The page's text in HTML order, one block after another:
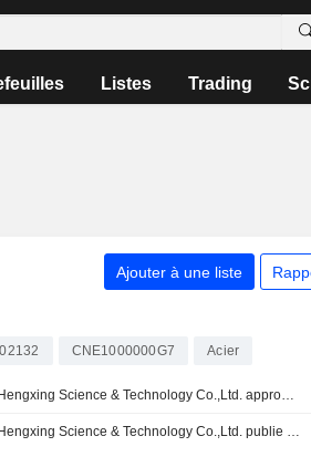
Listes Trading
Ajouter à une liste
CNE1000000G7 Acier
Henan Hengxing Science & Technology Co.,Ltd. approuve le dividende final 2025 sur les actions A
Henan Hengxing Science & Technology Co.,Ltd. publie ses résultats pour le premier trimestre clos le 31 mars 2026